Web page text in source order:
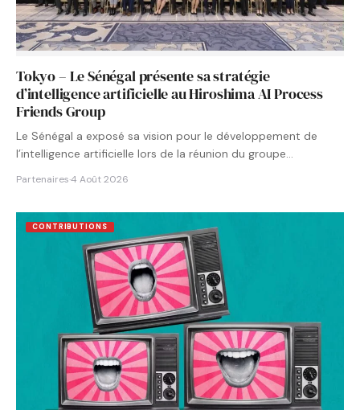
Tokyo – Le Sénégal présente sa stratégie
d’intelligence artificielle au Hiroshima AI Process
Friends Group
Le Sénégal a exposé sa vision pour le développement de
l’intelligence artificielle lors de la réunion du groupe…
Partenaires·4 Août 2026
CONTRIBUTIONS